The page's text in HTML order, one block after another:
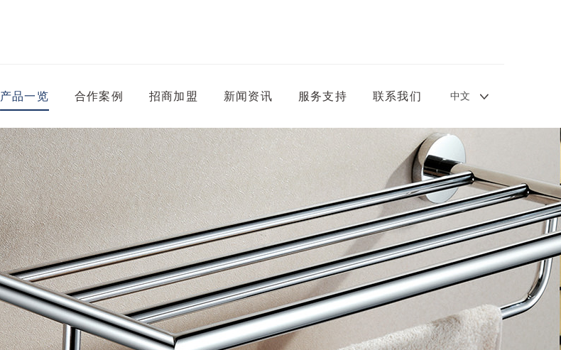
中文
产品一览 合作案例 招商加盟 新闻资讯 服务支持 联系我们